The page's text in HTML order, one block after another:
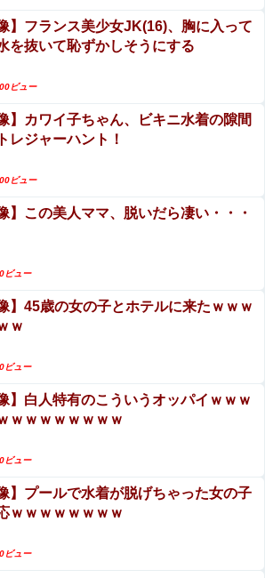
、お●ぱいを触られてしまうｗｗｗｗ
ジュールです！！！【乃木坂46】他
ポロリさせられた10代美少女のアーカ
えｗｗｗ
らインナーチラ見え！！
した」検事「嘘では？」女性「傷
」
” のセ○クス、凄すぎるｗｗｗ そり
ｗｗｗ
相互RSS
間が「伝説級の映像」だと話題
器に堕ちるわｗｗｗ
AV女優・田野憂の寄付報告への中傷が
で稼いだ金は「汚い金」なのか
子種が通貨として流通する種付け特区
ずに無料で読む方法│フリテン堂
】フランス美少女JK(16)、胸に入って
を抜いて恥ずかしそうにする
ビュー
】カワイ子ちゃん、ビキニ水着の隙間
レジャーハント！
ビュー
】この美人ママ、脱いだら凄い・・・
ビュー
】45歳の女の子とホテルに来たｗｗｗ
ｗ
ビュー
】白人特有のこういうオッパイｗｗｗ
ｗｗｗｗｗｗｗｗ
ビュー
】プールで水着が脱げちゃった女の子
ｗｗｗｗｗｗｗｗ
ビュー